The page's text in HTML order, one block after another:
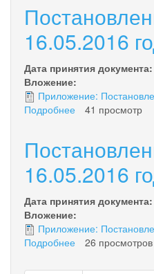
84
16.05.2016
16.05.2016
Дата принятия документа:
Вложение:
Приложение:
Подробнее
83
16.05.2016
41 просмотр
16.05.2016
Дата принятия документа:
Вложение:
Приложение:
Подробнее
№
26 просмотров